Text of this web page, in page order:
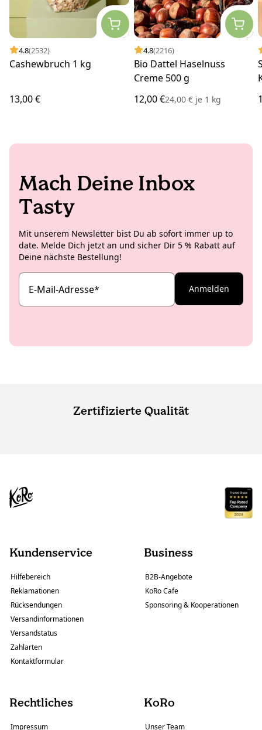
4.8(2532)
Cashewbruch 1 kg
13,00 €
4.8(2216)
Bio Dattel Haselnuss
Creme 500 g
12,00 €24,00 € je1 kg
Mach Deine Inbox
Tasty
Mit unserem Newsletter bist Du ab sofort immer up to
date. Melde Dich jetzt an und sicher Dir 5 % Rabatt auf
Deine nächste Bestellung!
E-Mail-Adresse* Anmelden
Zertifizierte Qualität
Kundenservice
Hilfebereich
Reklamationen
Rücksendungen
Versandinformationen
Versandstatus
Zahlarten
Kontaktformular
Business
B2B-Angebote
KoRo Cafe
Sponsoring & Kooperationen
Rechtliches
Impressum
KoRo
Unser Team